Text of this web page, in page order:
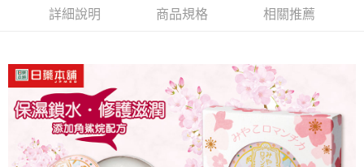
詳細說明 商品規格 相關推薦